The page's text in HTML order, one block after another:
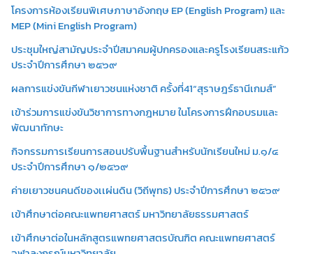
โครงการห้องเรียนพิเศษภาษาอังกฤษ EP (English Program) และ
MEP (Mini English Program)
ประชุมใหญ่สามัญประจำปีสมาคมผู้ปกครองและครูโรงเรียนสระแก้ว
ประจำปีการศึกษา ๒๕๖๙
ผลการแข่งขันกีฬาเยาวชนแห่งชาติ ครั้งที่41“สุราษฎร์ธานีเกมส์”
เข้าร่วมการแข่งขันวิชาการทางกฎหมาย ในโครงการฝึกอบรมและ
พัฒนาทักษะ
กิจกรรมการเรียนการสอนปรับพื้นฐานสำหรับนักเรียนใหม่ ม.๑/๔
ประจำปีการศึกษา ๑/๒๕๖๙
ค่ายเยาวชนคนดีของเเผ่นดิน (วิถีพุทธ) ประจำปีการศึกษา ๒๕๖๙
เข้าศึกษาต่อคณะแพทยศาสตร์ มหาวิทยาลัยธรรมศาสตร์
เข้าศึกษาต่อในหลักสูตรแพทยศาสตรบัณฑิต คณะแพทยศาสตร์